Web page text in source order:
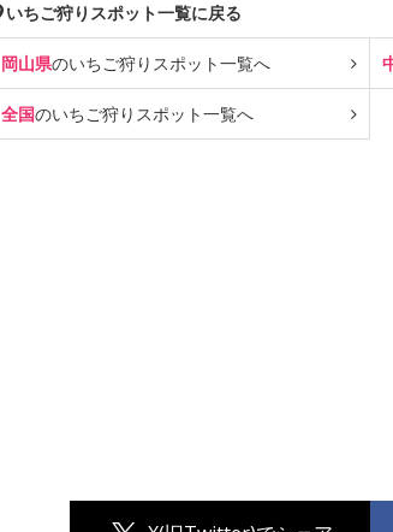
いちご狩りスポット一覧に戻る
岡山県のいちご狩り スポット一覧へ
全国のいちご狩り スポット一覧へ